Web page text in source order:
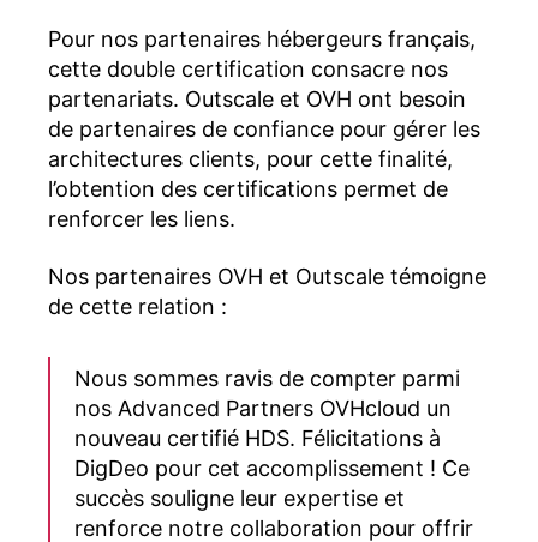
Pour nos partenaires hébergeurs français,
cette double certification consacre nos
partenariats. Outscale et OVH ont besoin
de partenaires de confiance pour gérer les
architectures clients, pour cette finalité,
l’obtention des certifications permet de
renforcer les liens.
Nos partenaires OVH et Outscale témoigne
de cette relation :
Nous sommes ravis de compter parmi
nos Advanced Partners OVHcloud un
nouveau certifié HDS. Félicitations à
DigDeo pour cet accomplissement ! Ce
succès souligne leur expertise et
renforce notre collaboration pour offrir